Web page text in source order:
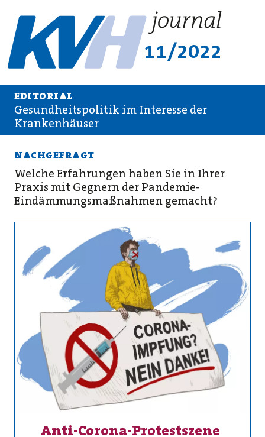
11/2022
EDITORIAL
Gesundheitspolitik im Interesse der
Krankenhäuser
NACHGEFRAGT
Welche Erfahrungen haben Sie in Ihrer
Praxis mit Gegnern der Pandemie-
Eindämmungsmaßnahmen gemacht?
Anti-Corona-Protestszene